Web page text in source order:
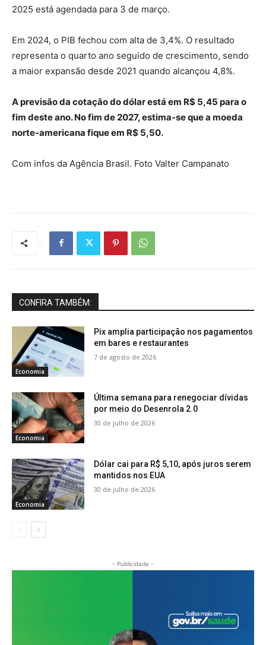
2025 está agendada para 3 de março.
Em 2024, o PIB fechou com alta de 3,4%. O resultado
representa o quarto ano seguido de crescimento, sendo
a maior expansão desde 2021 quando alcançou 4,8%.
A previsão da cotação do dólar está em R$ 5,45 para o
fim deste ano. No fim de 2027, estima-se que a moeda
norte-americana fique em R$ 5,50.
Com infos da Agência Brasil. Foto Valter Campanato
CONFIRA TAMBÉM:
Economia
Pix amplia participação nos pagamentos
em bares e restaurantes
7 de agosto de 2026
Economia
Última semana para renegociar dívidas
por meio do Desenrola 2.0
30 de julho de 2026
Economia
Dólar cai para R$ 5,10, após juros serem
mantidos nos EUA
30 de julho de 2026
- Publicidade -